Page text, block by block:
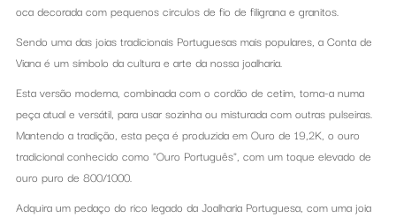
oca decorada com pequenos circulos de fio de filigrana e granitos.
Sendo uma das joias tradicionais Portuguesas mais populares, a Conta de
Viana é um símbolo da cultura e arte da nossa joalharia.
Esta versão moderna, combinada com o cordão de cetim, torna-a numa
peça atual e versátil, para usar sozinha ou misturada com outras pulseiras.
Mantendo a tradição, esta peça é produzida em Ouro de 19,2K, o ouro
tradicional conhecido como "Ouro Português", com um toque elevado de
ouro puro de 800/1000.
Adquira um pedaço do rico legado da Joalharia Portuguesa, com uma joia